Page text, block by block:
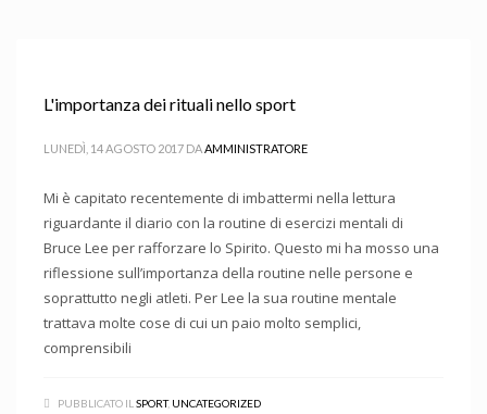
L'importanza dei rituali nello sport
LUNEDÌ, 14 AGOSTO 2017 DAAMMINISTRATORE
Mi è capitato recentemente di imbattermi nella lettura
riguardante il diario con la routine di esercizi mentali di
Bruce Lee per rafforzare lo Spirito. Questo mi ha mosso una
riflessione sull’importanza della routine nelle persone e
soprattutto negli atleti. Per Lee la sua routine mentale
trattava molte cose di cui un paio molto semplici,
comprensibili
PUBBLICATO IL SPORT, UNCATEGORIZED